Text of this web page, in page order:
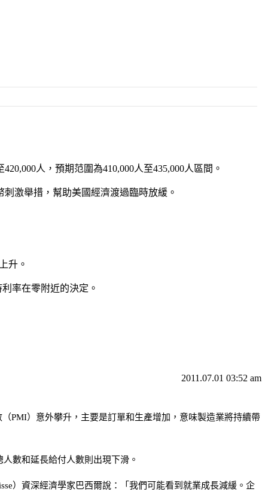
人，預期范圍為410,000人至435,000人區間。
激舉措，幫助美國經濟渡過臨時放緩。
升。
率在零附近的決定。
2011.07.01 03:52 am
PMI）意外攀升，主要是訂單和生產增加，意味製造業將持續帶
數和延長給付人數則出現下滑。
）資深經濟學家巴西爾說：「我們可能看到就業成長減緩。企